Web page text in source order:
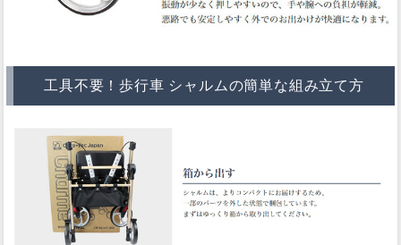
工具不要！歩行車 シャルムの簡単な組み立て方